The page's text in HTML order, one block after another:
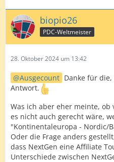
biopio26
PDC-Weltmeister
28. Oktober 2024 um 13:42
Ausgecount Danke für
Antwort.
Was ich aber eher meinte,
es nicht auch gerecht wäre,
"Kontinentaleuropa - Nordic/
Oder die Frage anders
dass NextGen eine Affiliate
Unterschiede zwischen